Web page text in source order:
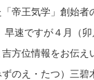
「帝王気学」創始者
早速ですが４月（
方位情報をお伝え
ずのえ・たつ）三